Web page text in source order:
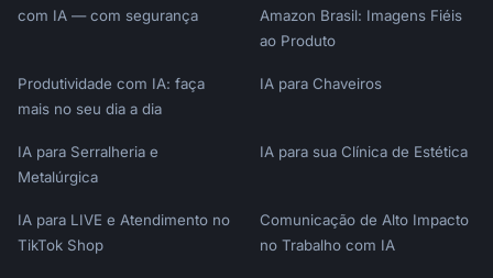
com IA — com segurança
Amazon Brasil: Imagens Fiéis
ao Produto
Produtividade com IA: faça
mais no seu dia a dia
IA para Chaveiros
IA para Serralheria e
Metalúrgica
IA para sua Clínica de Estética
IA para LIVE e Atendimento no
TikTok Shop
Comunicação de Alto Impacto
no Trabalho com IA